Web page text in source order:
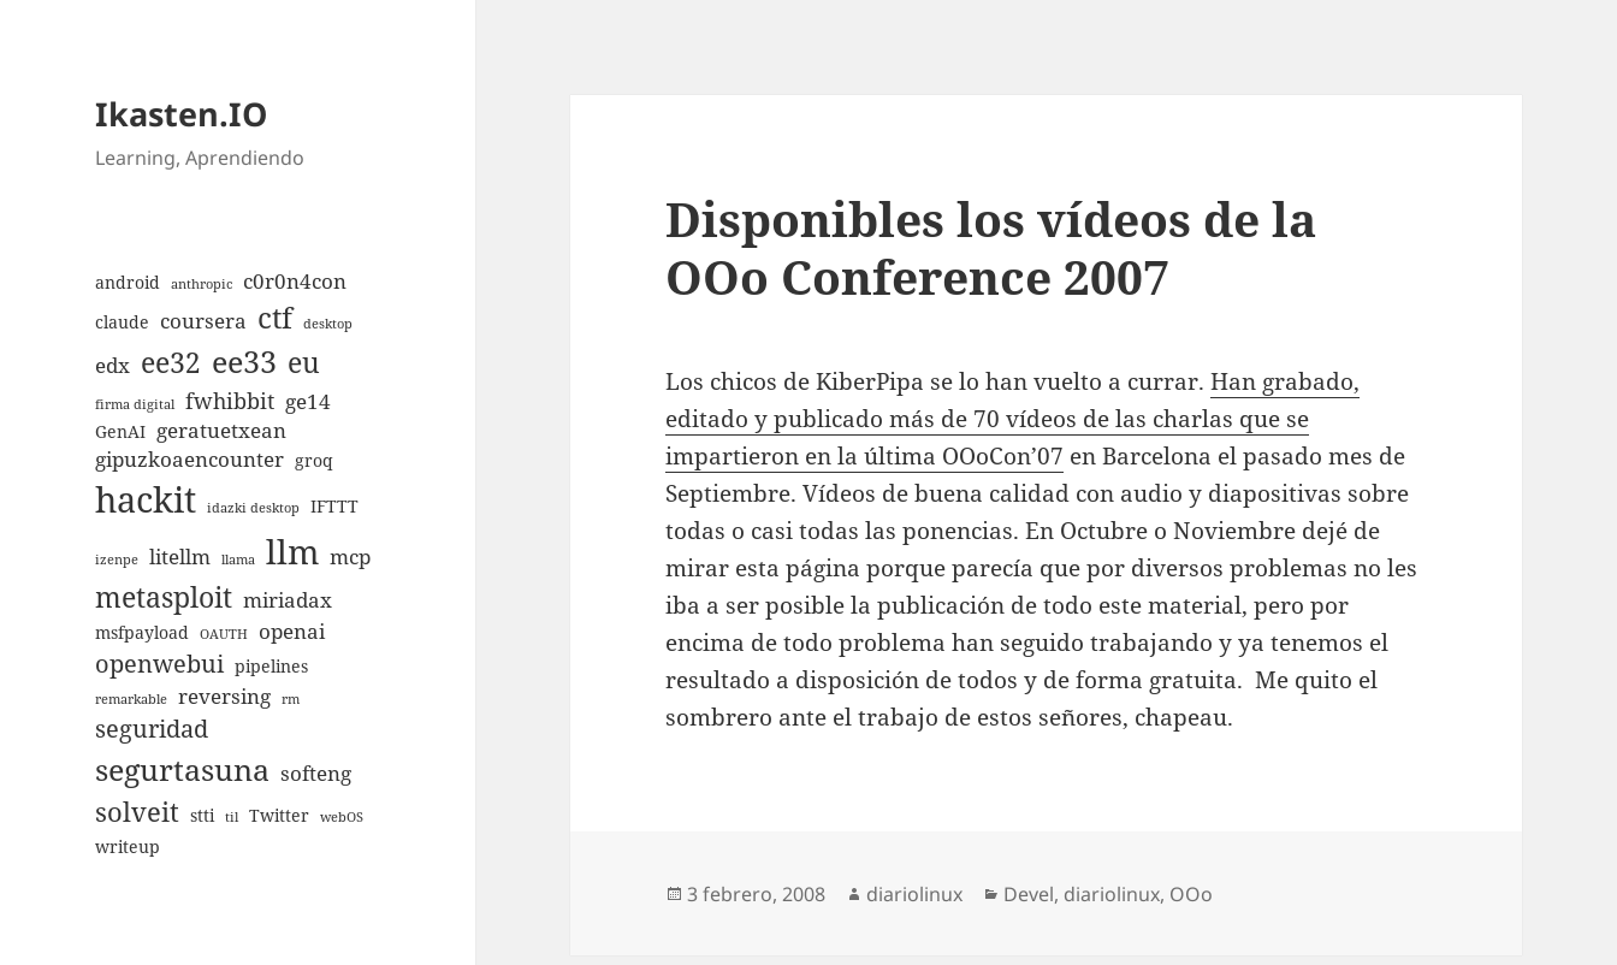
Ikasten.IO
Learning, Aprendiendo
android anthropic c0r0n4con
claude coursera ctf desktop
edx ee32 ee33 eu
firma digital fwhibbit ge14
GenAI geratuetxean
gipuzkoaencounter groq
hackit idazki desktop IFTTT
izenpe litellm llama llm mcp
metasploit miriadax
msfpayload OAUTH openai
openwebui pipelines
remarkable reversing rm
seguridad
segurtasuna softeng
solveit stti til Twitter webOS
writeup
Disponibles los vídeos de la
OOo Conference 2007
Los chicos de KiberPipa se lo han vuelto a currar.Han grabado,
editado y publicado más de 70 vídeos de las charlas que se
impartieron en la última OOoCon’07 en Barcelona el pasado mes de
Septiembre. Vídeos de buena calidad con audio y diapositivas sobre
todas o casi todas las ponencias. En Octubre o Noviembre dejé de
mirar esta página porque parecía que por diversos problemas no les
iba a ser posible la publicación de todo este material, pero por
encima de todo problema han seguido trabajando y ya tenemos el
resultado a disposición de todos y de forma gratuita. Me quito el
sombrero ante el trabajo de estos señores, chapeau.
Publicado
3 febrero, 2008 Autor
diariolinux Categorías
Devel, diariolinux, OOo